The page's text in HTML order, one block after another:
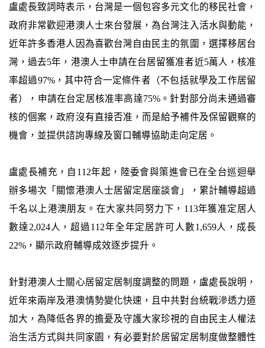
盧處長致詞時表示，台灣是一個包容多元文化的移民社會，
政府非常歡迎港澳人士來台發展，為台灣注入活水與動能，
近年許多香港人因為喜歡台灣自由民主的氛圍，選擇移居台
灣，過去5年，港澳人士申請在台居留獲准者近5萬人，核准
率超過97%，其中符合一定條件者（不包括就學及工作居留
者），申請在台定居核准率高達75%。針對部分尚未通過審
核的個案，政府沒有直接否准，而是給予補件及保留觀察的
機會，並提供諮詢專線及窗口輔導協助走向定居。
盧處長補充，自112年起，陸委會與策進會已在全台巡迴舉
辦多場次「關懷港澳人士居留定居座談會」，累計輔導超過
千名以上港澳朋友。在大家共同努力下，113年獲准定居人
數達2,024人，超過112年全年定居許可人數1,659人，成長
22%，顯示政府輔導成效逐步提升。
針對港澳人士關心居留定居制度調整的問題，盧處長說明，
近年來兩岸及港澳情勢變化快速，且中共對台統戰滲透力道
加大，為降低各界的擔憂及守護大家珍視的自由民主人權法
治生活方式與共同家園，有必要對於居留定居制度做整體性